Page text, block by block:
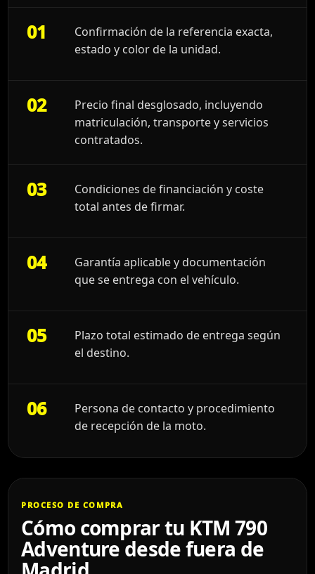
01
Confirmación de la referencia exacta,
estado y color de la unidad.
02
Precio final desglosado, incluyendo
matriculación, transporte y servicios
contratados.
03
Condiciones de financiación y coste
total antes de firmar.
04
Garantía aplicable y documentación
que se entrega con el vehículo.
05
Plazo total estimado de entrega según
el destino.
06
Persona de contacto y procedimiento
de recepción de la moto.
PROCESO DE COMPRA
Cómo comprar tu KTM 790
Adventure desde fuera de